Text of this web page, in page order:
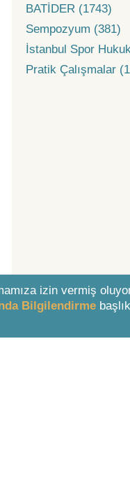
BATİDER (1743)
Sempozyum (381)
İstanbul Spor
Pratik Çalışmalar
izin vermiş
Bilgilendirme